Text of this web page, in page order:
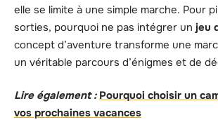
elle se limite à une simple marche. Pour
sorties, pourquoi ne pas intégrer un jeu
concept d’aventure transforme une
un véritable parcours d’énigmes et de
Lire également : Pourquoi choisir un
vos prochaines vacances